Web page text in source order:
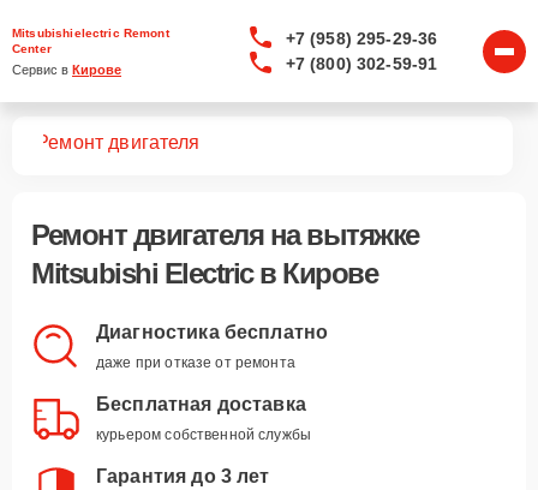
Mitsubishielectric Remont
Center
Сервис в Кирове
+7 (958) 295-29-36
+7 (800) 302-59-91
Ремонт двигателя
Ремонт двигателяна вытяжке
Mitsubishi Electric в Кирове
Диагностика бесплатно
даже при отказе от ремонта
Бесплатная доставка
курьером собственной службы
Гарантия до 3 лет